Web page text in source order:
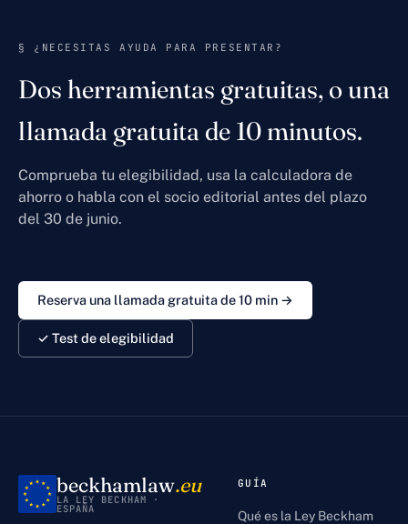
§ ¿NECESITAS AYUDA PARA PRESENTAR?
Dos herramientas gratuitas, o una
llamada gratuita de 10 minutos.
Comprueba tu elegibilidad, usa la calculadora de
ahorro o habla con el socio editorial antes del plazo
del 30 de junio.
Reserva una llamada gratuita de 10 min →
✓ Test de elegibilidad
beckhamlaw.eu
LA LEY BECKHAM ·
ESPAÑA
GUÍA
Qué es la Ley Beckham